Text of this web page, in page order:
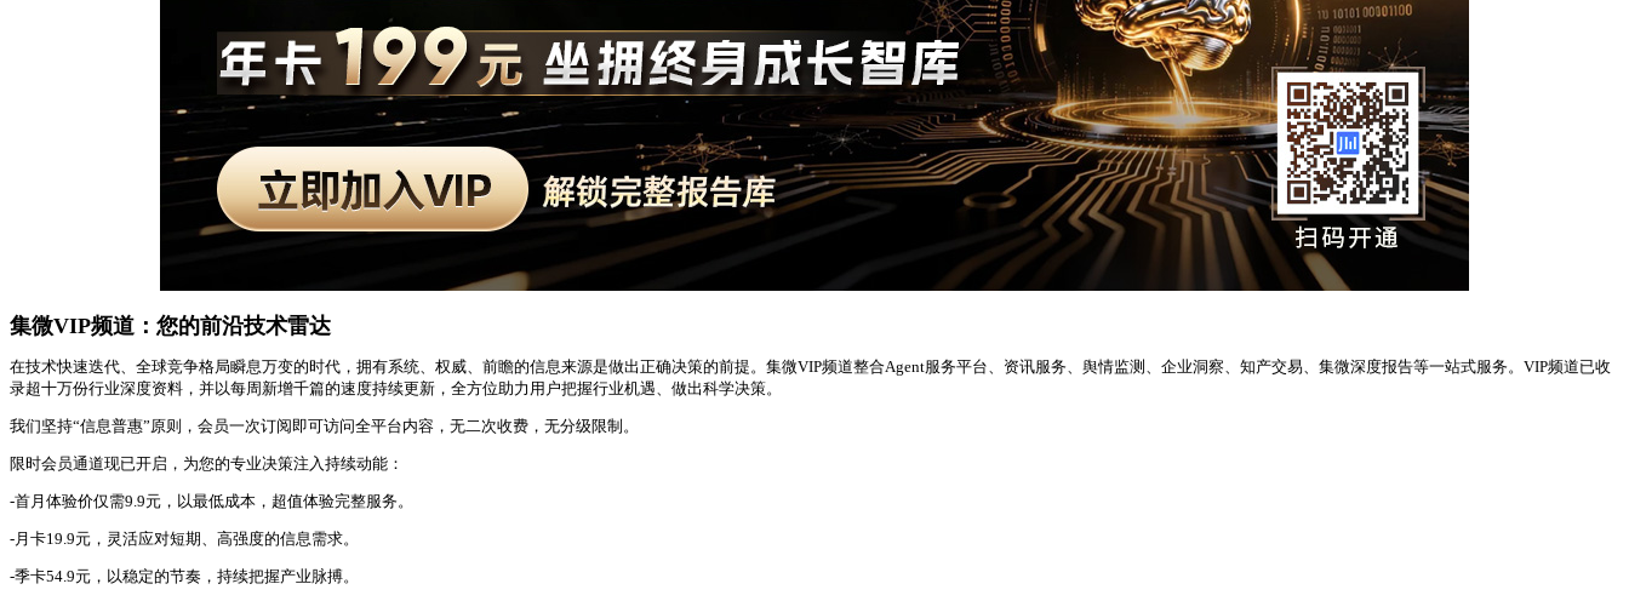
集微VIP频道：您的前沿技术雷达
在技术快速迭代、全球竞争格局瞬息万变的时代，拥有系统、权威、前瞻的信息来源是做出正确决策的前提。集微VIP频道整合Agent服务平台、资讯服务、舆情监测、企业洞察、知产交易、集微深度报告等一站式服务。VIP频道已收
录超十万份行业深度资料，并以每周新增千篇的速度持续更新，全方位助力用户把握行业机遇、做出科学决策。
我们坚持“信息普惠”原则，会员一次订阅即可访问全平台内容，无二次收费，无分级限制。
限时会员通道现已开启，为您的专业决策注入持续动能：
-首月体验价仅需9.9元，以最低成本，超值体验完整服务。
-月卡19.9元，灵活应对短期、高强度的信息需求。
-季卡54.9元，以稳定的节奏，持续把握产业脉搏。